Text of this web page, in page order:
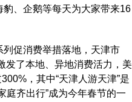
、企鹅等每天为大家带来16
促消费举措落地，天津市
发了本地、异地消费活力，美
，其中“天津人游天津”是
庭齐出行”成为今年春节的一